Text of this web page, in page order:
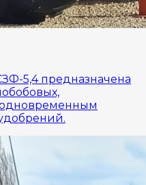
5,4 предназначена
одновременным